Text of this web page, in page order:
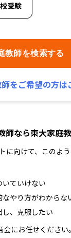
受験
教師を検索する
をご希望の方は
師なら東大家庭
に向けて、このよ
ていけない
やり方がわからな
、克服したい
にお任せください。